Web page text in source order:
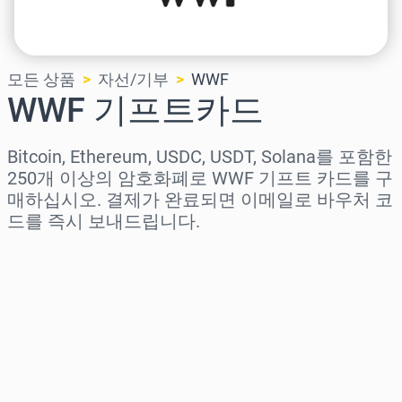
모든 상품 자선/기부 WWF
WWF 기프트카드
Bitcoin, Ethereum, USDC, USDT, Solana를 포함한
250개 이상의 암호화폐로 WWF 기프트 카드를 구
매하십시오. 결제가 완료되면 이메일로 바우처 코
드를 즉시 보내드립니다.